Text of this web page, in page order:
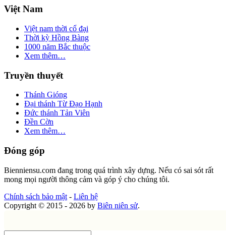
Việt Nam
Việt nam thời cổ đại
Thời kỳ Hồng Bàng
1000 năm Bắc thuộc
Xem thêm…
Truyền thuyết
Thánh Gióng
Đại thánh Từ Đạo Hạnh
Đức thánh Tản Viên
Đền Cờn
Xem thêm…
Đóng góp
Bienniensu.com đang trong quá trình xây dựng. Nếu có sai sót rất
mong mọi người thông cảm và góp ý cho chúng tôi.
Chính sách bảo mật - Liên hệ
Copyright © 2015 - 2026 by Biên niên sử.